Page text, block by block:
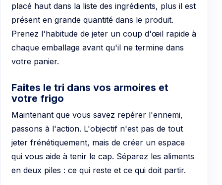
placé haut dans la liste des ingrédients, plus il est
présent en grande quantité dans le produit.
Prenez l'habitude de jeter un coup d'œil rapide à
chaque emballage avant qu'il ne termine dans
votre panier.
Faites le tri dans vos armoires et
votre frigo
Maintenant que vous savez repérer l'ennemi,
passons à l'action. L'objectif n'est pas de tout
jeter frénétiquement, mais de créer un espace
qui vous aide à tenir le cap. Séparez les aliments
en deux piles : ce qui reste et ce qui doit partir.